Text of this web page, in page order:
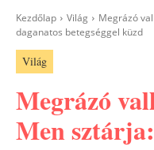
Kezdőlap Világ
Megrázó
daganatos betegséggel küzd
Világ
Megrázó
Men